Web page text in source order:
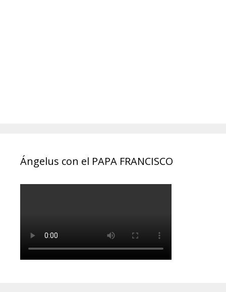
Ángelus con el PAPA FRANCISCO